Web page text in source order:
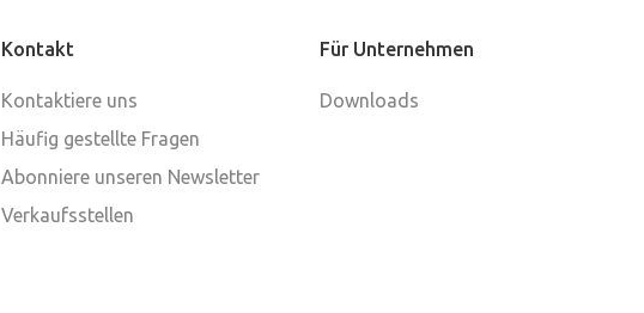
Kontakt
Kontaktiere uns
Häufig gestellte Fragen
Abonniere unseren Newsletter
Verkaufsstellen
Für Unternehmen
Downloads